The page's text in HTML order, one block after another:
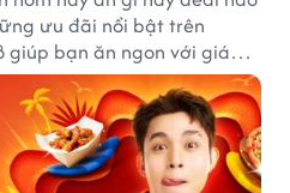
ưu đãi nổi bật trên
giúp bạn ăn ngon với giá